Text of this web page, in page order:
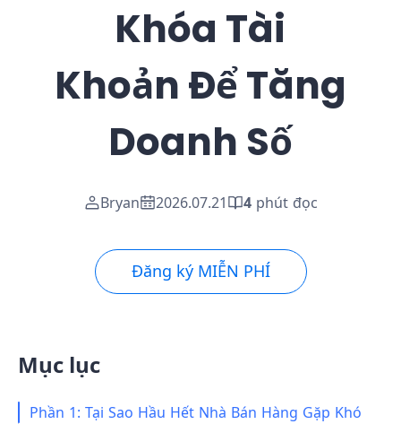
Khóa Tài
Khoản Để Tăng
Doanh Số
Bryan 2026.07.21 4 phút đọc
Đăng ký MIỄN PHÍ
Mục lục
Phần 1: Tại Sao Hầu Hết Nhà Bán Hàng Gặp Khó